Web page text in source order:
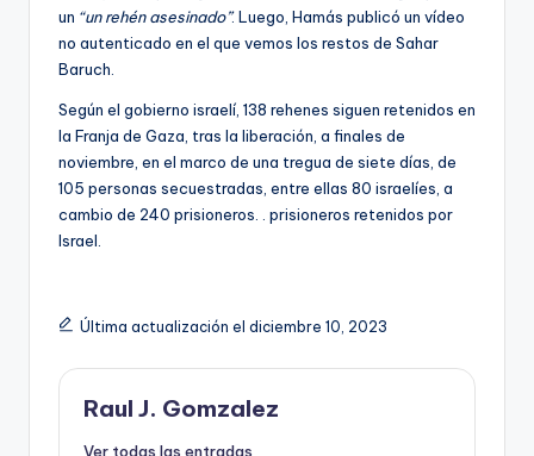
un “un rehén asesinado”. Luego, Hamás publicó un vídeo
no autenticado en el que vemos los restos de Sahar
Baruch.
Según el gobierno israelí, 138 rehenes siguen retenidos en
la Franja de Gaza, tras la liberación, a finales de
noviembre, en el marco de una tregua de siete días, de
105 personas secuestradas, entre ellas 80 israelíes, a
cambio de 240 prisioneros. . prisioneros retenidos por
Israel.
Última actualización el diciembre 10, 2023
Raul J. Gomzalez
Ver todas las entradas